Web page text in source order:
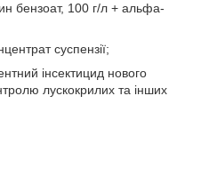
бензоат, 100 г/л + альфа-
суспензії;
інсектицид нового
лускокрилих та інших